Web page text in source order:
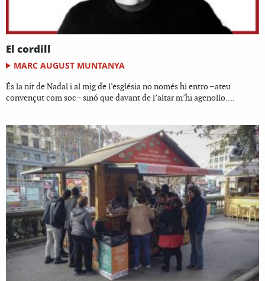
El cordill
MARC AUGUST MUNTANYA
És la nit de Nadal i al mig de l’església no només hi entro –ateu
convençut com soc– sinó que davant de l’altar m’hi agenollo....